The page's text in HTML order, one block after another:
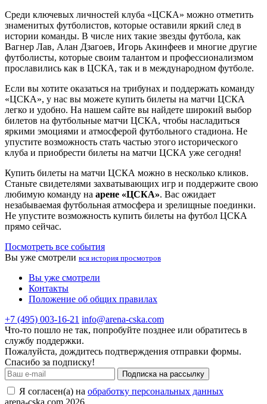
Среди ключевых личностей клуба «ЦСКА» можно отметить
знаменитых футболистов, которые оставили яркий след в
истории команды. В числе них такие звезды футбола, как
Вагнер Лав, Алан Дзагоев, Игорь Акинфеев и многие другие
футболисты, которые своим талантом и профессионализмом
прославились как в ЦСКА, так и в международном футболе.
Если вы хотите оказаться на трибунах и поддержать команду
«ЦСКА», у нас вы можете купить билеты на матчи ЦСКА
легко и удобно. На нашем сайте вы найдете широкий выбор
билетов на футбольные матчи ЦСКА, чтобы насладиться
яркими эмоциями и атмосферой футбольного стадиона. Не
упустите возможность стать частью этого исторического
клуба и приобрести билеты на матчи ЦСКА уже сегодня!
Купить билеты на матчи ЦСКА можно в несколько кликов.
Станьте свидетелями захватывающих игр и поддержите свою
любимую команду на арене «ЦСКА». Вас ожидает
незабываемая футбольная атмосфера и зрелищные поединки.
Не упустите возможность купить билеты на футбол ЦСКА
прямо сейчас.
Посмотреть все события
Вы уже смотрели вся история просмотров
Вы уже смотрели
Контакты
Положение об общих правилах
+7 (495) 003-16-21 info@arena-cska.com
Что-то пошло не так, попробуйте позднее или обратитесь в
службу поддержки.
Пожалуйста, дождитесь подтверждения отправки формы.
Спасибо за подписку!
Подписка на рассылку
Я согласен(а) на обработку персональных данных
arena-cska.com 2026